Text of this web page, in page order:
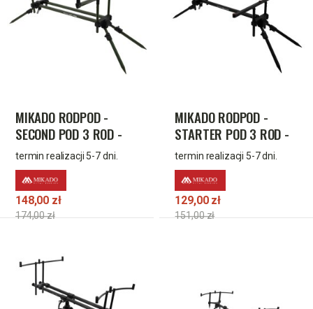
MIKADO RODPOD -
SECOND POD 3 ROD -
op.1szt.
termin realizacji 5-7 dni.
148,00 zł
174,00 zł
MIKADO RODPOD -
STARTER POD 3 ROD -
op.1szt.
termin realizacji 5-7 dni.
129,00 zł
151,00 zł